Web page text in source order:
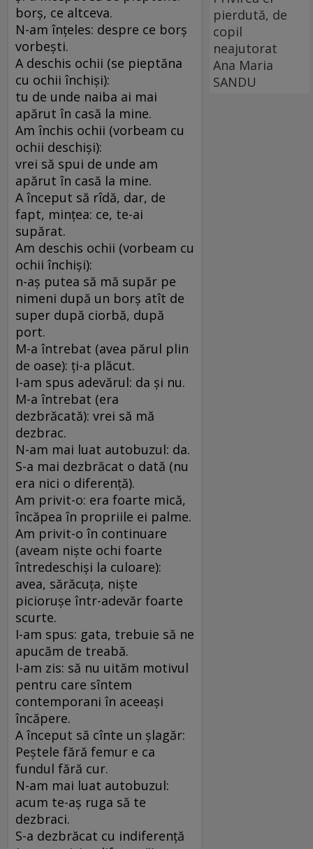
borș, ce altceva.
N-am înțeles: despre ce borș
vorbești.
A deschis ochii (se pieptăna
cu ochii închiși):
tu de unde naiba ai mai
apărut în casă la mine.
Am închis ochii (vorbeam cu
ochii deschiși):
vrei să spui de unde am
apărut în casă la mine.
A început să rîdă, dar, de
fapt, mințea: ce, te-ai
supărat.
Am deschis ochii (vorbeam cu
ochii închiși):
n-aș putea să mă supăr pe
nimeni după un borș atît de
super după ciorbă, după
port.
M-a întrebat (avea părul plin
de oase): ți-a plăcut.
I-am spus adevărul: da și nu.
M-a întrebat (era
dezbrăcată): vrei să mă
dezbrac.
N-am mai luat autobuzul: da.
S-a mai dezbrăcat o dată (nu
era nici o diferență).
Am privit-o: era foarte mică,
încăpea în propriile ei palme.
Am privit-o în continuare
(aveam niște ochi foarte
întredeschiși la culoare):
avea, sărăcuța, niște
piciorușe într-adevăr foarte
scurte.
I-am spus: gata, trebuie să ne
apucăm de treabă.
I-am zis: să nu uităm motivul
pentru care sîntem
contemporani în aceeași
încăpere.
A început să cînte un șlagăr:
Peștele fără femur e ca
fundul fără cur.
N-am mai luat autobuzul:
acum te-aș ruga să te
dezbraci.
S-a dezbrăcat cu indiferență
pierdută, de
copil
neajutorat
Ana Maria
SANDU